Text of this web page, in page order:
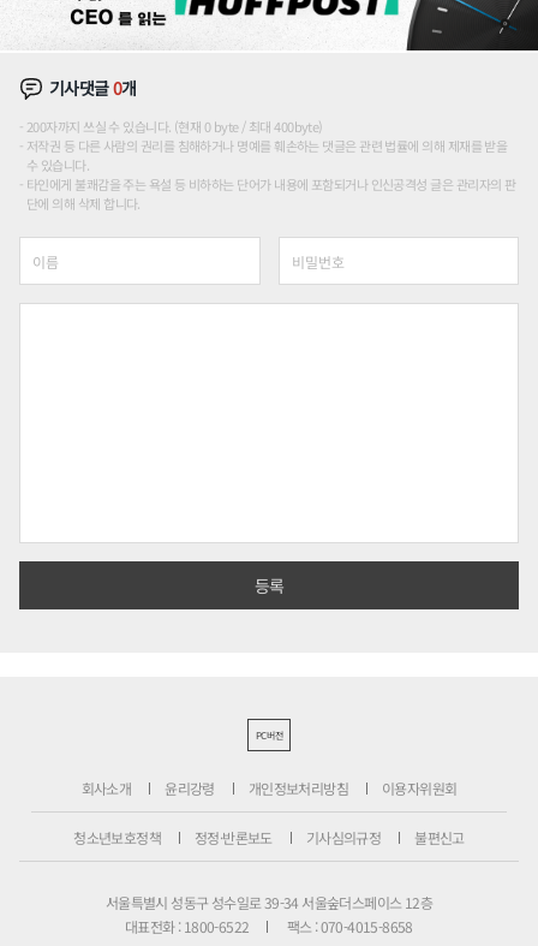
기사댓글0개
200자까지 쓰실 수 있습니다. (현재 0 byte / 최대 400byte)
저작권 등 다른 사람의 권리를 침해하거나 명예를 훼손하는 댓글은 관련 법률에 의해 제재를 받을
수 있습니다.
타인에게 불쾌감을 주는 욕설 등 비하하는 단어가 내용에 포함되거나 인신공격성 글은 관리자의 판
단에 의해 삭제 합니다.
PC버전
회사소개 윤리강령 개인정보처리방침 이용자위원회
청소년보호정책 정정·반론보도 기사심의규정 불편신고
서울특별시 성동구 성수일로 39-34 서울숲더스페이스 12층
대표전화 : 1800-6522
팩스 : 070-4015-8658